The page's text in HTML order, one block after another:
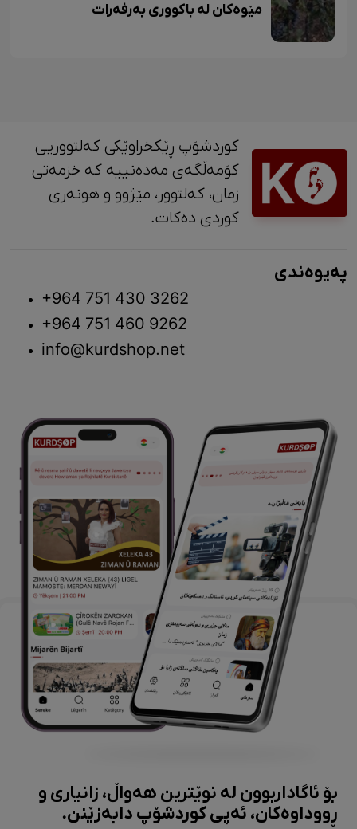
مێوەکان لە باکووری بەرفەرات
کوردشۆپ ڕێکخراوێکی کەلتووریی
کۆمەڵگەی مەدەنییە کە خزمەتی
زمان، کەلتوور، مێژوو و ‎هونەری
کوردی دەکات.
پەیوەندی
+964 751 430 3262
+964 751 460 9262
info@kurdshop.net
بۆ ئاگاداربوون لە نوێترین هەواڵ، زانیاری و
ڕووداوەکان، ئەپی کوردشۆپ دابەزێنن.